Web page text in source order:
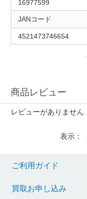
16977599
JANコード
4521473746654
商品レビュー
レビューがありません
表示：
ご利用ガイド
買取お申し込み